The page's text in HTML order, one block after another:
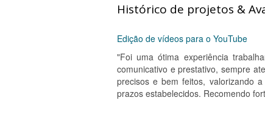
Histórico de projetos &
Edição de vídeos para o YouTube
"Foi uma ótima experiência
comunicativo e prestativo, sempre
precisos e bem feitos, valorizando
prazos estabelecidos. Recomendo